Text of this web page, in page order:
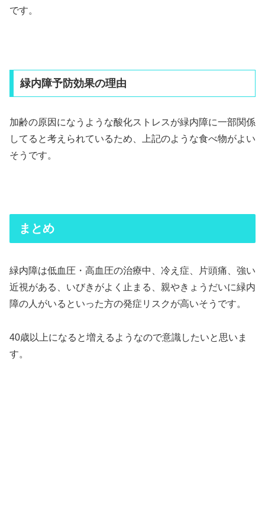
です。
緑内障予防効果の理由
加齢の原因になうような酸化ストレスが緑内障に一部関係
してると考えられているため、上記のような食べ物がよい
そうです。
まとめ
緑内障は低血圧・高血圧の治療中、冷え症、片頭痛、強い
近視がある、いびきがよく止まる、親やきょうだいに緑内
障の人がいるといった方の発症リスクが高いそうです。
40歳以上になると増えるようなので意識したいと思いま
す。